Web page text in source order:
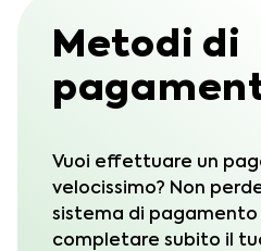
Metodi di
Vuoi effettuare un
velocissimo? Non
sistema di
completare subito il